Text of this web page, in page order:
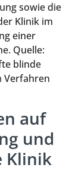
sowie die
Klinik im
einer
Quelle:
blinde
Verfahren
auf
und
Klinik